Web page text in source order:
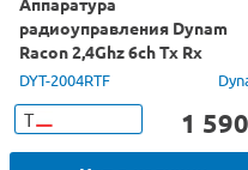
радиоуправления Dynam
Racon 2,4Ghz 6ch Tx Rx
DYT-2004RTF
Т 1 590